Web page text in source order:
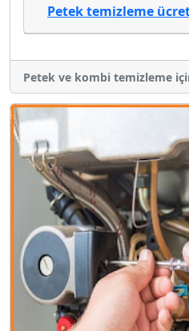
Petek temizleme
Petek ve kombi temizleme